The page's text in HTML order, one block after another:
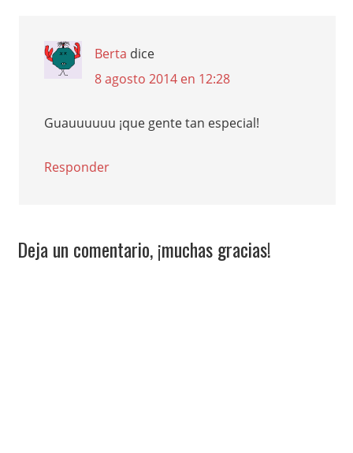
Berta dice
8 agosto 2014 en 12:28
Guauuuuuu ¡que gente tan especial!
Responder
Deja un comentario, ¡muchas gracias!